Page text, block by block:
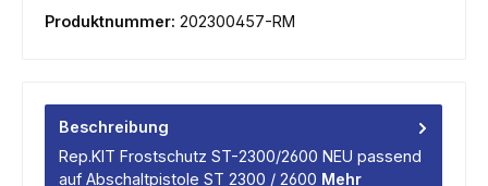
Produktnummer: 202300457-RM
Beschreibung
Rep.KIT Frostschutz ST-2300/2600 NEU passend
auf Abschaltpistole ST 2300 / 2600 Mehr